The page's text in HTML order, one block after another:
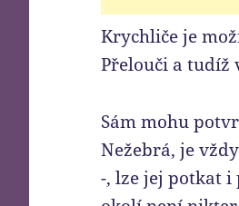
Krychliče je
Přelouči a tudíž
Sám mohu
Nežebrá, je
-, lze jej potkat